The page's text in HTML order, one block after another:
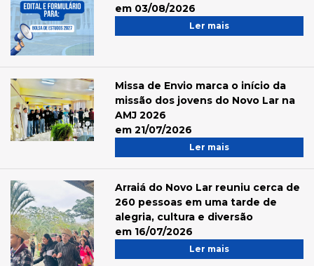
em 03/08/2026
Ler mais
Missa de Envio marca o início da
missão dos jovens do Novo Lar na
AMJ 2026
em 21/07/2026
Ler mais
Arraiá do Novo Lar reuniu cerca de
260 pessoas em uma tarde de
alegria, cultura e diversão
em 16/07/2026
Ler mais